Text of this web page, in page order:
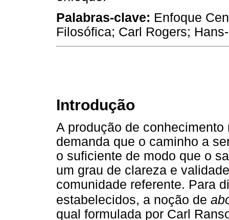
Palabras-clave: Enfoque
Filosófica; Carl Rogers;
Introdução
A produção de
demanda que o caminho a
o suficiente de modo que o
um grau de clareza e
comunidade referente. Para
estabelecidos, a noção de
qual formulada por Carl